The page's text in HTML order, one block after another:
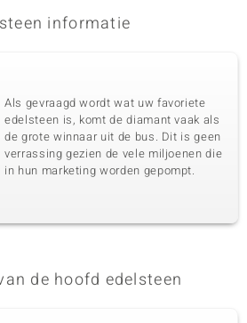
informatie
Als gevraagd wordt wat uw favoriete
edelsteen is, komt de diamant vaak als
de grote winnaar uit de bus. Dit is geen
verrassing gezien de vele miljoenen die
in hun marketing worden gepompt.
de hoofd edelsteen